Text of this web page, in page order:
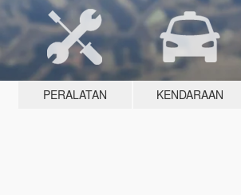
PERALATAN KENDARAAN